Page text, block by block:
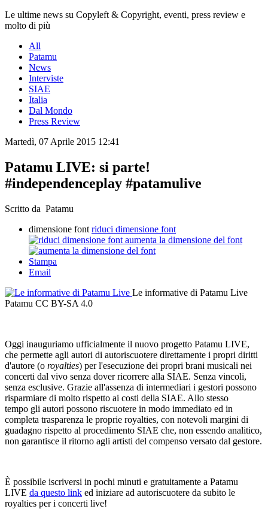
Le ultime news su Copyleft & Copyright, eventi, press review e
molto di più
All
Patamu
News
Interviste
SIAE
Italia
Dal Mondo
Press Review
Martedì, 07 Aprile 2015 12:41
Patamu LIVE: si parte!
#independenceplay #patamulive
Scritto da Patamu
dimensione font riduci dimensione font
aumenta la dimensione del font
Stampa
Email
Le informative di Patamu Live
Patamu CC BY-SA 4.0
Oggi inauguriamo ufficialmente il nuovo progetto Patamu LIVE,
che permette agli autori di autoriscuotere direttamente i propri diritti
d'autore (o royalties) per l'esecuzione dei propri brani musicali nei
concerti dal vivo senza dover ricorrere alla SIAE. Senza vincoli,
senza esclusive. Grazie all'assenza di intermediari i gestori possono
risparmiare di molto rispetto ai costi della SIAE. Allo stesso
tempo gli autori possono riscuotere in modo immediato ed in
completa trasparenza le proprie royalties, con notevoli margini di
guadagno rispetto al procedimento SIAE che, non essendo analitico,
non garantisce il ritorno agli artisti del compenso versato dal gestore.
È possibile iscriversi in pochi minuti e gratuitamente a Patamu
LIVE da questo link ed iniziare ad autoriscuotere da subito le
royalties per i concerti live!